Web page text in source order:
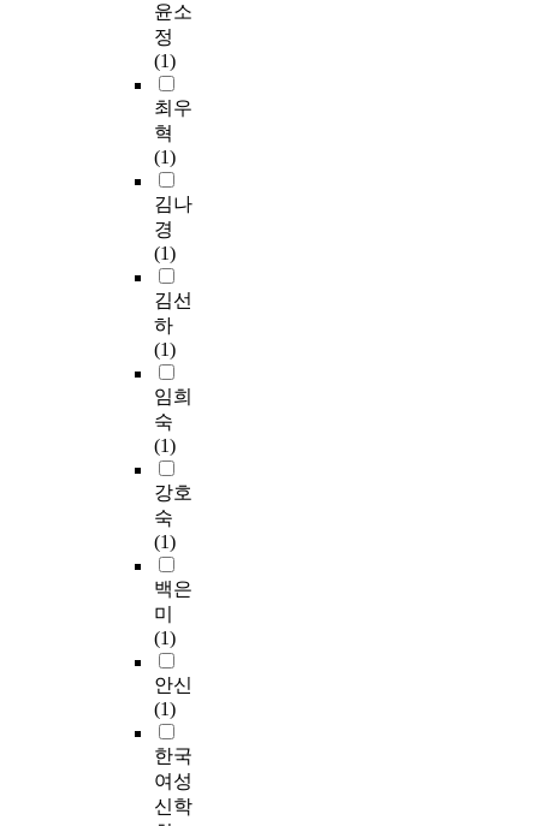
윤소
정
(1)
최우
혁
(1)
김나
경
(1)
김선
하
(1)
임희
숙
(1)
강호
숙
(1)
백은
미
(1)
안신
(1)
한국
여성
신학